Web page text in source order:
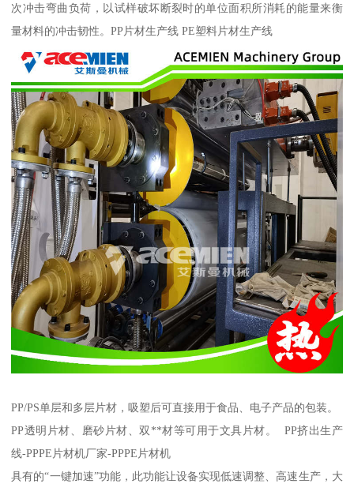
次冲击弯曲负荷，以试样破坏断裂时的单位面积所消耗的能量来衡
量材料的冲击韧性。PP片材生产线 PE塑料片材生产线
PP/PS单层和多层片材，吸塑后可直接用于食品、电子产品的包装。
PP透明片材、磨砂片材、双**材等可用于文具片材。 PP挤出生产
线-PPPE片材机厂家-PPPE片材机
具有的“一键加速”功能，此功能让设备实现低速调整、高速生产，大